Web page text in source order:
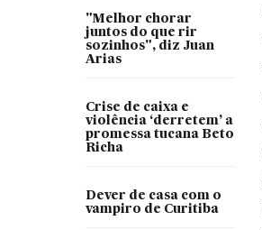
"Melhor chorar
juntos do que rir
sozinhos", diz Juan
Arias
Crise de caixa e
violência ‘derretem’ a
promessa tucana Beto
Richa
Dever de casa com o
vampiro de Curitiba